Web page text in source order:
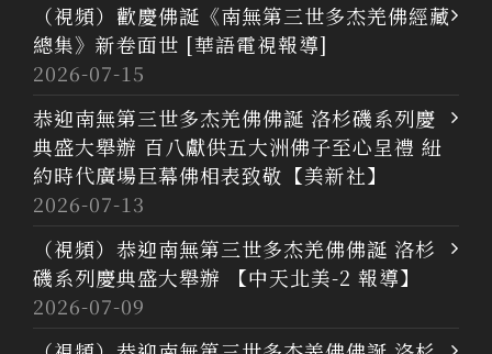
（視頻）歡慶佛誕《南無第三世多杰羌佛經藏
總集》新卷面世 [華語電視報導]
2026-07-15
恭迎南無第三世多杰羌佛佛誕 洛杉磯系列慶
典盛大舉辦 百八獻供五大洲佛子至心呈禮 紐
約時代廣場巨幕佛相表致敬【美新社】
2026-07-13
（視頻）恭迎南無第三世多杰羌佛佛誕 洛杉
磯系列慶典盛大舉辦 【中天北美-2 報導】
2026-07-09